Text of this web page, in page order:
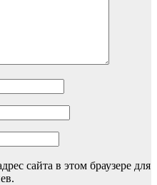
сайта в этом браузере для